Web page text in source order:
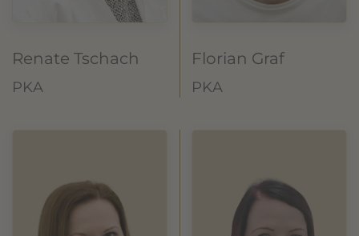
Renate Tschach
PKA
Florian Graf
PKA